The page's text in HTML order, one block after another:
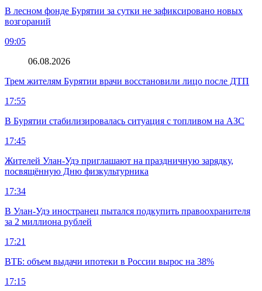
В лесном фонде Бурятии за сутки не зафиксировано новых
возгораний
09:05
06.08.2026
Трем жителям Бурятии врачи восстановили лицо после ДТП
17:55
В Бурятии стабилизировалась ситуация с топливом на АЗС
17:45
Жителей Улан-Удэ приглашают на праздничную зарядку,
посвящённую Дню физкультурника
17:34
В Улан-Удэ иностранец пытался подкупить правоохранителя
за 2 миллиона рублей
17:21
ВТБ: объем выдачи ипотеки в России вырос на 38%
17:15